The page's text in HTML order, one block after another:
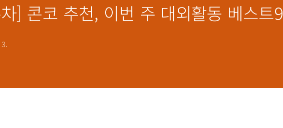
] 콘코 추천, 이번 주 대외활동 베스트9